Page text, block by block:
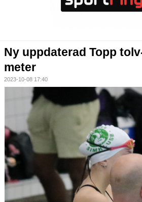
Topp Tolv
Anmälan till Simklubben
Våra tävlingar
Klubbkollektion
Ny uppdaterad Topp
meter
2023-10-08 17:40